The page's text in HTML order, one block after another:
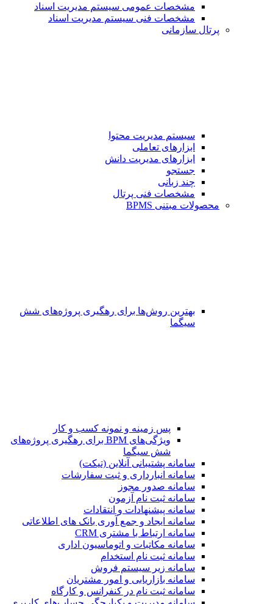
مشخصات عمومی سیستم مدیریت اسناد
مشخصات فنی سیستم مدیریت اسناد
پرتال سازمانی
سیستم مدیریت محتوا
ابزارهای تعاملی
ابزارهای مدیریت دانش
جستجو
چند زبانی
مشخصات فنی پرتال
محصولات مبتنی BPMS
بهترین روش‌ها برای رهگیری پروژه‌های شش
سیگما
پس زمینه و نمونه کسب و کار
ویژگی‌های BPM برای رهگیری پروژه‌های
شش سیگما
سامانه پشتیبانی آنلاین (تیکت)
سامانه انبارداری و ثبت سفارشات
سامانه صدور مجوز
سامانه ثبت نام آزمون
سامانه پیشنهادات و انتقادات
سامانه ایجاد و جمع آوری بانک‌ های اطلاعاتی
سامانه ارتباط با مشتری CRM
سامانه مکاتبات و اتوماسیون اداری
سامانه ثبت نام استخدام
سامانه زیر سیستم فروش
سامانه بازاریابی و امور مشتریان
سامانه ثبت نام در کنفرانس و کارگاه